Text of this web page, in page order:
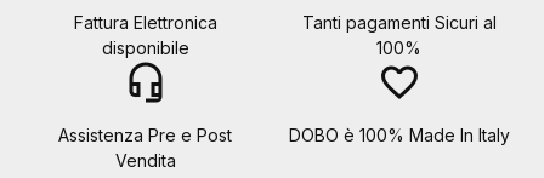
Fattura Elettronica
disponibile
Tanti pagamenti Sicuri al
100%
headset_mic
Assistenza Pre e Post
Vendita
favorite_border
DOBO è 100% Made In Italy